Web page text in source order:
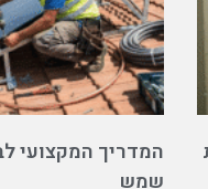
המדריך המקצועי
שמש